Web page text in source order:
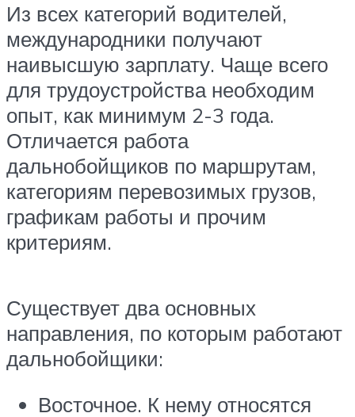
Из всех категорий водителей,
международники получают
наивысшую зарплату. Чаще всего
для трудоустройства необходим
опыт, как минимум 2-3 года.
Отличается работа
дальнобойщиков по маршрутам,
категориям перевозимых грузов,
графикам работы и прочим
критериям.
Существует два основных
направления, по которым работают
дальнобойщики:
Восточное. К нему относятся